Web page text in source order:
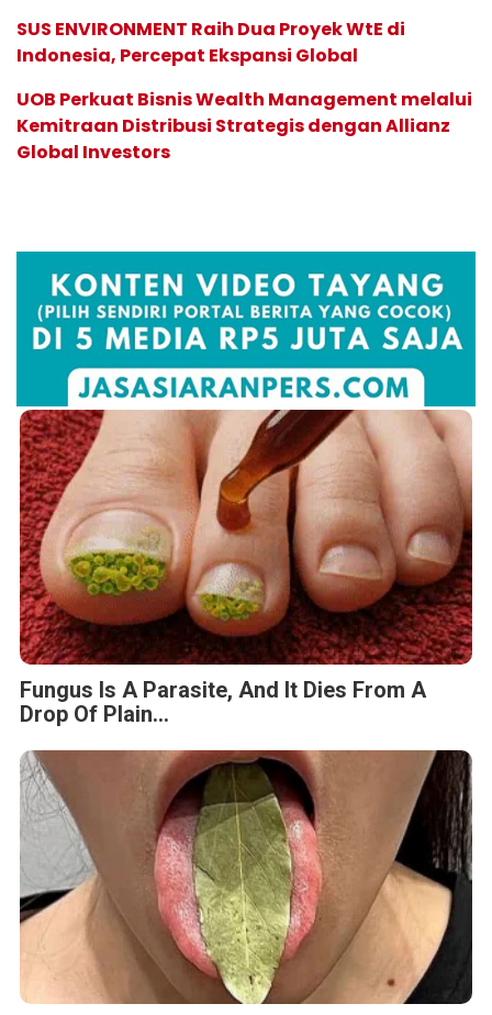
SUS ENVIRONMENT Raih Dua Proyek WtE di
Indonesia, Percepat Ekspansi Global
UOB Perkuat Bisnis Wealth Management melalui
Kemitraan Distribusi Strategis dengan Allianz
Global Investors
Fungus Is A Parasite, And It Dies From A
Drop Of Plain...